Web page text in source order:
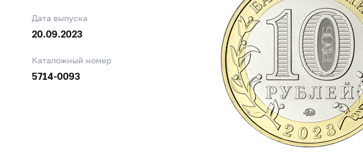
Дата выпуска
20.09.2023
Каталожный номер
5714-0093